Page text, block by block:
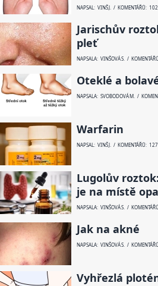
NAPSAL: VINŠ J. / KOMENTÁŘŮ: 102
Jarischův
pleť
NAPSALA: VINŠOVÁ S. /
Oteklé a
NAPSALA: SVOBODOVÁ M. /
Warfarin
NAPSAL: VINŠ J. / KOMENTÁŘŮ: 127
Lugolův
je na místě
NAPSALA: VINŠOVÁ S. /
Jak na akné
NAPSALA: VINŠOVÁ S. /
Vyhřezlá